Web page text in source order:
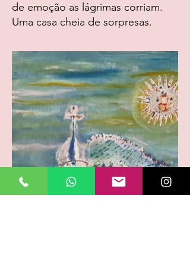
de emoção as lágrimas corriam.
Uma casa cheia de sorpresas.